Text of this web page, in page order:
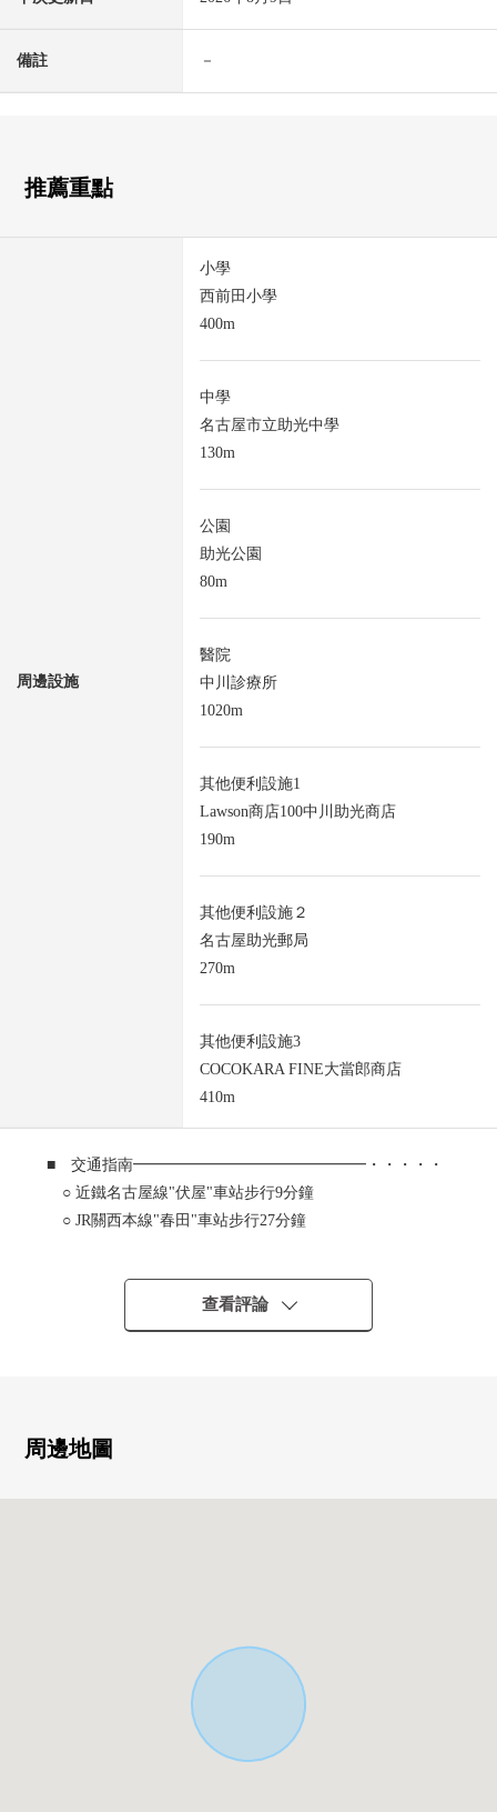
備註 －
推薦重點
周邊設施
小學
西前田小學
400m
中學
名古屋市立助光中學
130m
公園
助光公園
80m
醫院
中川診療所
1020m
其他便利設施1
Lawson商店100中川助光商店
190m
其他便利設施２
名古屋助光郵局
270m
其他便利設施3
COCOKARA FINE大當郎商店
410m
■ 交通指南━━━━━━━━━━━━━━━・・・・・
○ 近鐵名古屋線"伏屋"車站步行9分鐘
○ JR關西本線"春田"車站步行27分鐘
■ 推薦重點━━━━━━━━━━━━━━━・・・・・
○ 停車位有(出自車型的)
查看評論
周邊地圖